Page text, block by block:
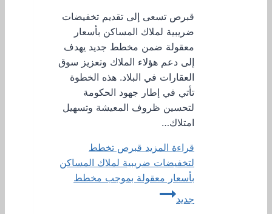
قبرص تسعى إلى تقديم تخفيضات
ضريبية لملاك المساكن بأسعار
معقولة ضمن مخطط جديد يهدف
إلى دعم هؤلاء الملاك وتعزيز سوق
العقارات في البلاد. هذه الخطوة
تأتي في إطار جهود الحكومة
لتحسين ظروف المعيشة وتسهيل
امتلاك…
قراءة المزيد قبرص تخطط
لتخفيضات ضريبية لملاك المساكن
بأسعار معقولة بموجب مخطط
جديد